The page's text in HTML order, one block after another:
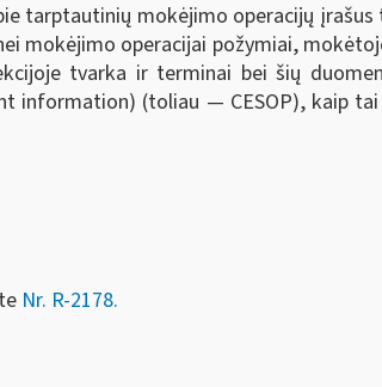
tarptautinių mokėjimo operacijų
mokėjimo operacijai požymiai,
tvarka ir terminai bei šių
information) (toliau — CESOP), kaip
Nr. R-2178.